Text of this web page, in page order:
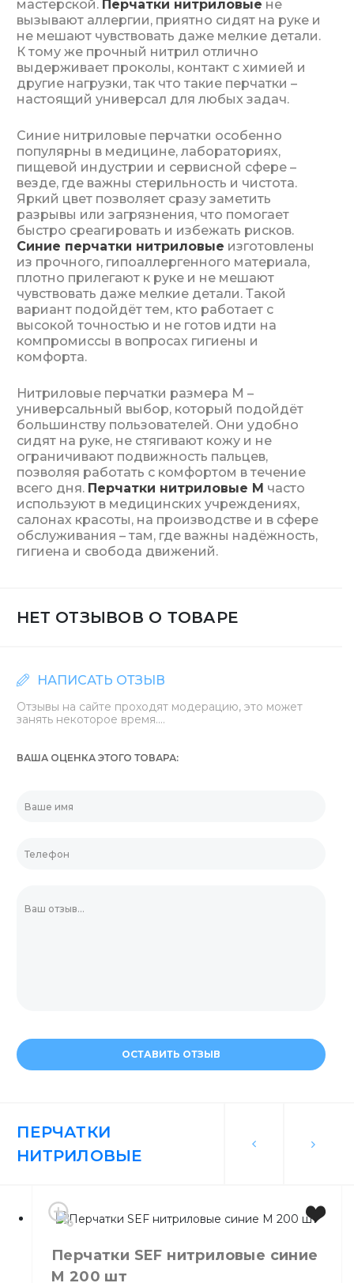
мастерской. Перчатки нитриловые не
вызывают аллергии, приятно сидят на руке и
не мешают чувствовать даже мелкие детали.
К тому же прочный нитрил отлично
выдерживает проколы, контакт с химией и
другие нагрузки, так что такие перчатки –
настоящий универсал для любых задач.
Синие нитриловые перчатки особенно
популярны в медицине, лабораториях,
пищевой индустрии и сервисной сфере –
везде, где важны стерильность и чистота.
Яркий цвет позволяет сразу заметить
разрывы или загрязнения, что помогает
быстро среагировать и избежать рисков.
Cиние перчатки нитриловые изготовлены
из прочного, гипоаллергенного материала,
плотно прилегают к руке и не мешают
чувствовать даже мелкие детали. Такой
вариант подойдёт тем, кто работает с
высокой точностью и не готов идти на
компромиссы в вопросах гигиены и
комфорта.
Нитриловые перчатки размера M –
универсальный выбор, который подойдёт
большинству пользователей. Они удобно
сидят на руке, не стягивают кожу и не
ограничивают подвижность пальцев,
позволяя работать с комфортом в течение
всего дня. Перчатки нитриловые M часто
используют в медицинских учреждениях,
салонах красоты, на производстве и в сфере
обслуживания – там, где важны надёжность,
гигиена и свобода движений.
НЕТ ОТЗЫВОВ О ТОВАРЕ
НАПИСАТЬ ОТЗЫВ
Отзывы на сайте проходят модерацию, это может
занять некоторое время....
ВАША ОЦЕНКА ЭТОГО ТОВАРА
ОСТАВИТЬ ОТЗЫВ
ПЕРЧАТКИ
НИТРИЛОВЫЕ
Перчатки SEF нитриловые синие
M 200 шт